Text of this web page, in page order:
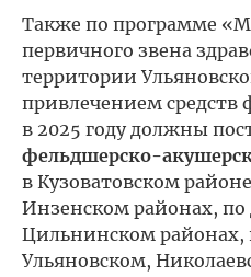
Также по программе
первичного звена
территории
привлечением средств
в 2025 году должны
фельдшерско-
в Кузоватовском
Инзенском районах, по
Цильнинском районах,
Ульяновском,